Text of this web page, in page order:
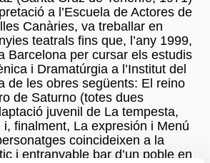
a l’Escuela de Actores de
Canàries, va treballar en
teatrals fins que, l’any 1999,
Barcelona per cursar els estudis
i Dramatúrgia a l’Institut del
de les obres següents: El reino
de Saturno (totes dues
juvenil de La tempesta,
finalment, La expresión i Menú
coincideixen a la
i entranyable bar d’un poble en